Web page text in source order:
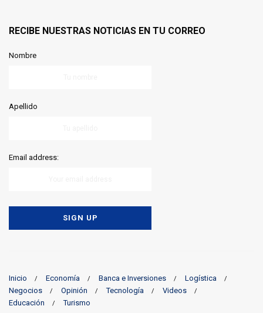
RECIBE NUESTRAS NOTICIAS EN TU CORREO
Nombre
Apellido
Email address:
Inicio Economía Banca e Inversiones
Logística
Negocios
Opinión Tecnología
Videos
Educación
Turismo